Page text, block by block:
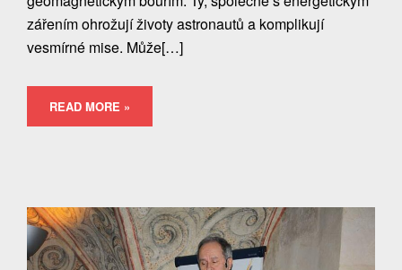
zářením ohrožují životy astronautů a komplikují
vesmírné mise. Může[…]
READ MORE »